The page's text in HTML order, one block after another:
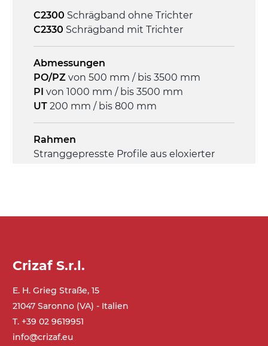
Geschwindigkeit
4,6 m/Minute
Steuerung
On/Off, E-Stopp, Motor-
Überlastungsschutz
C2300 Schrägband ohne Trichter
C2330 Schrägband mit Trichter
Abmessungen
PO/PZ von 500 mm / bis 3500 mm
PI von 1000 mm / bis 3500 mm
UT 200 mm / bis 800 mm
Rahmen
Stranggepresste Profile aus eloxierter
Seitenwände
ausziehbare Elemente mit Scharnieren
aus druckgegossener Alu-Legierung,
Beine aus verzinktem Metallrohr,
Schwenkräder mit/ohne Bremse (2+2)
Crizaf S.r.l.
E. H. Grieg Straße, 15
21047 Saronno (VA) - Italien
T. +39 02 9619951
info@crizaf.eu